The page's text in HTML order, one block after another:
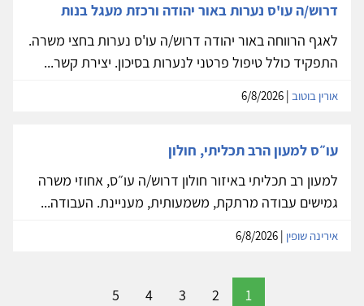
דרוש/ה עו'ס נערות באור יהודה ורכזת מעגל בנות
לאגף הרווחה באור יהודה דרוש/ה עו'ס נערות בחצי משרה.
התפקיד כולל טיפול פרטני לנערות בסיכון. יצירת קשר...
אורין בוטוב
עו״ס למעון הרב תכליתי, חולון
למעון רב תכליתי באיזור חולון דרוש/ה עו״ס, אחוזי משרה
גמישים עבודה מרתקת, משמעותית, מעניינת. העבודה...
אירינה שופין
1
2
3
4
5